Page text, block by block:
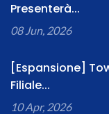
Presenterà...
08 Jun, 2026
[Espansione]
Filiale...
10 Apr, 2026